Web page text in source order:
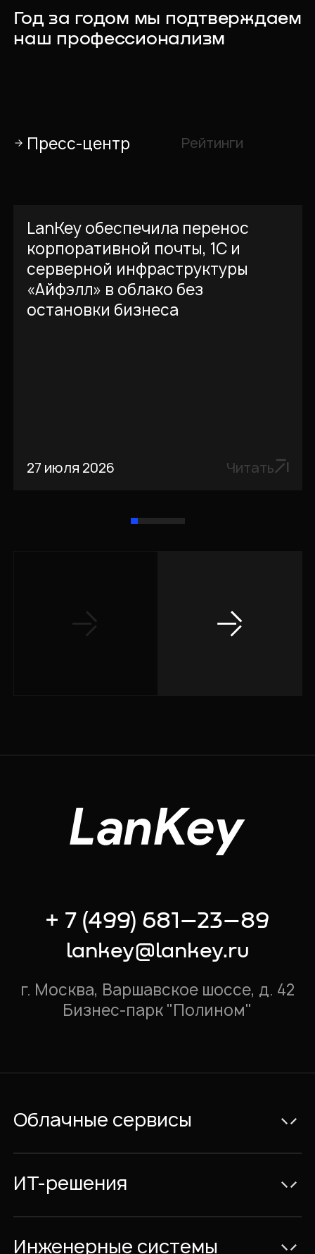
Рейтинги
Год за годом мы подтверждаем
наш профессионализм
Пресс-центр
LanKey обеспечила перенос
корпоративной почты, 1С и
серверной инфраструктуры
«Айфэлл» в облако без
остановки бизнеса
27 июля 2026 Читать
г. Москва, Варшавское шоссе, д. 42
Бизнес-парк "Полином"
+ 7 (499) 681–23–89
lankey@lankey.ru
Облачные сервисы
Видеоконференции и IP-телефония
ИТ-решения
ИТ-Проекты
Инженерные системы